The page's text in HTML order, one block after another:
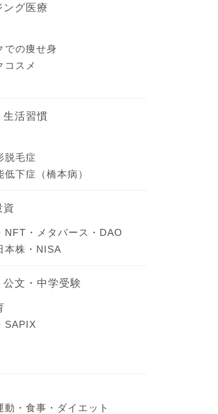
ング医療
での痩せ身
コスメ
生活習慣
脱毛症
低下症（橋本病）
資
NFT・メタバース・DAO
本株・NISA
文・中学受験
SAPIX
動・食事・ダイエット